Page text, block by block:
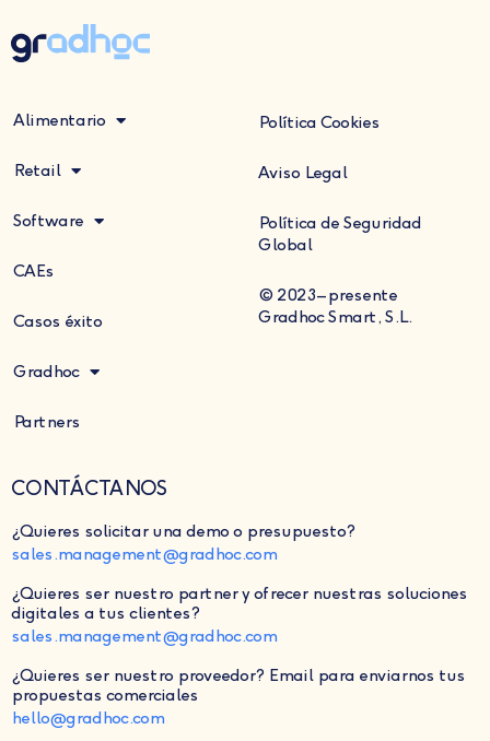
Alimentario
Retail
Software
CAEs
Casos éxito
Gradhoc
Partners
Política Cookies
Aviso Legal
Política de Seguridad
Global
© 2023–presente
Gradhoc Smart, S.L.
CONTÁCTANOS
¿Quieres solicitar una demo o presupuesto?
sales.management@gradhoc.com
¿Quieres ser nuestro partner y ofrecer nuestras soluciones
digitales a tus clientes?
sales.management@gradhoc.com
¿Quieres ser nuestro proveedor? Email para enviarnos tus
propuestas comerciales
hello@gradhoc.com